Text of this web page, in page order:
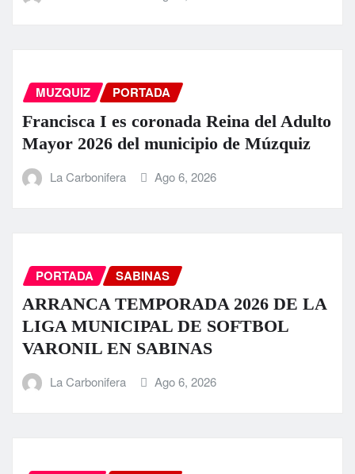
MUZQUIZ PORTADA
Francisca I es coronada Reina del Adulto
Mayor 2026 del municipio de Múzquiz
La Carbonifera Ago 6, 2026
PORTADA SABINAS
ARRANCA TEMPORADA 2026 DE LA
LIGA MUNICIPAL DE SOFTBOL
VARONIL EN SABINAS
La Carbonifera Ago 6, 2026